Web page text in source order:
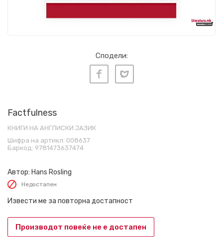
Сподели:
Factfulness
КНИГИ НА АНГЛИСКИ ЈАЗИК
Шифра на артикл: 008637
Баркод: 9781473637474
Автор: Hans Rosling
Недостапен
Извести ме за повторна достапност
Производот повеќе не е достапен